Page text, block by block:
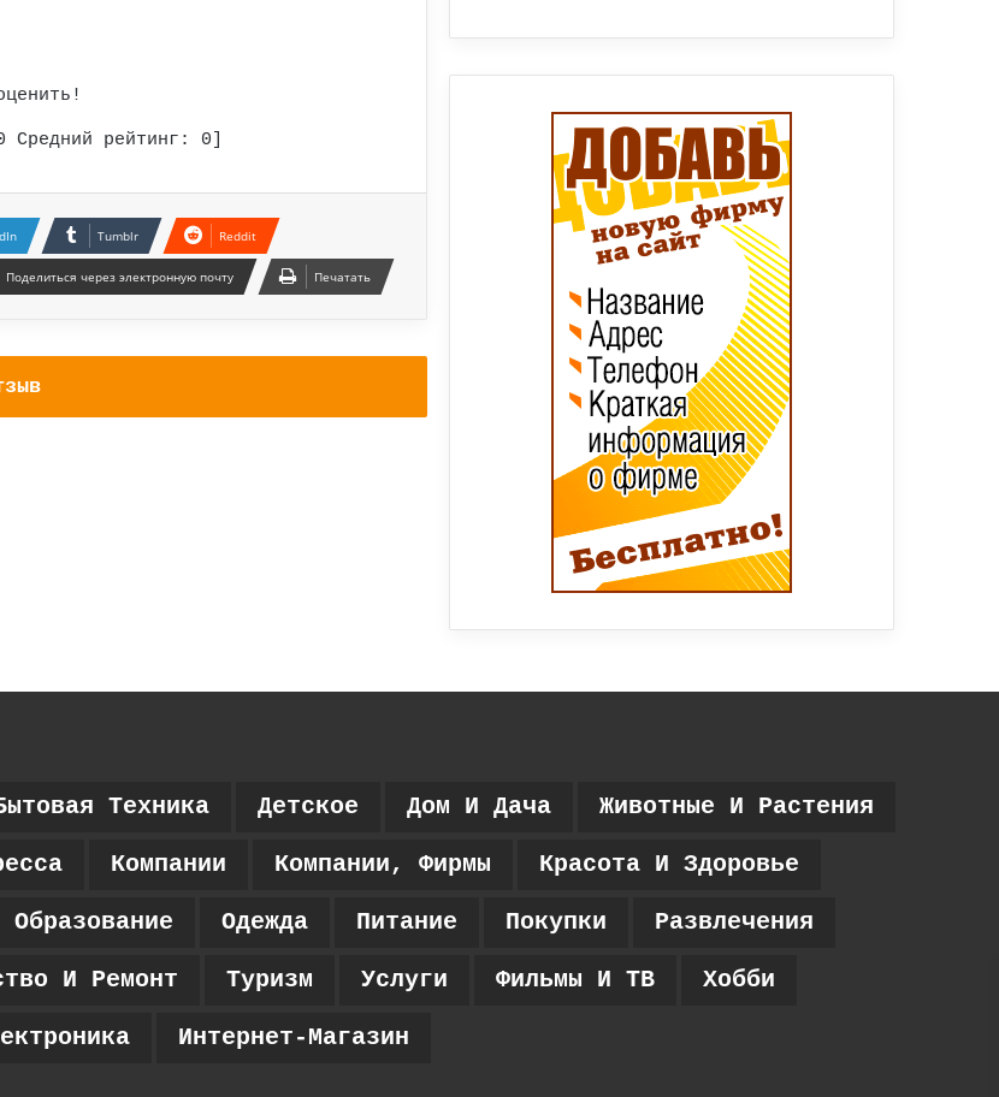
Средний рейтинг: 0
Tumblr Reddit
Поделиться через электронную почту Печатать
Техника Детское Дом И Дача Животные И Растения
Компании Компании, Фирмы Красота И Здоровье
Образование Одежда Питание Покупки Развлечения
И Ремонт Туризм Услуги Фильмы И ТВ Хобби
Интернет-Магазин